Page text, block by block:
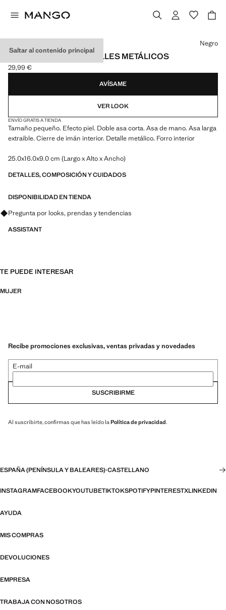
Saltar al contenido principal
BOLSO DE MANO DETALLES METÁLICOS
Precio actual [29,99 € ]
29,99 €
Selecciona un color
Negro
AVÍSAME
VER LOOK
ENVÍO GRATIS A TIENDA
Tamaño pequeño. Efecto piel. Doble asa corta. Asa de mano. Asa larga
extraible. Cierre de imán interior. Detalle metálico. Forro interior
25.0x16.0x9.0 cm (Largo x Alto x Ancho)
DETALLES, COMPOSICIÓN Y CUIDADOS
DISPONIBILIDAD EN TIENDA
Pregunta por looks, prendas y tendencias
ASSISTANT
TE PUEDE INTERESAR
MUJER
Recibe promociones exclusivas, ventas privadas y novedades
E-mail
SUSCRIBIRME
Al suscribirte, confirmas que has leído la Política de privacidad.
ESPAÑA (PENÍNSULA Y BALEARES)·CASTELLANO
INSTAGRAMFACEBOOKYOUTUBETIKTOKSPOTIFYPINTERESTXLINKEDIN
AYUDA
MIS COMPRAS
DEVOLUCIONES
EMPRESA
TRABAJA CON NOSOTROS